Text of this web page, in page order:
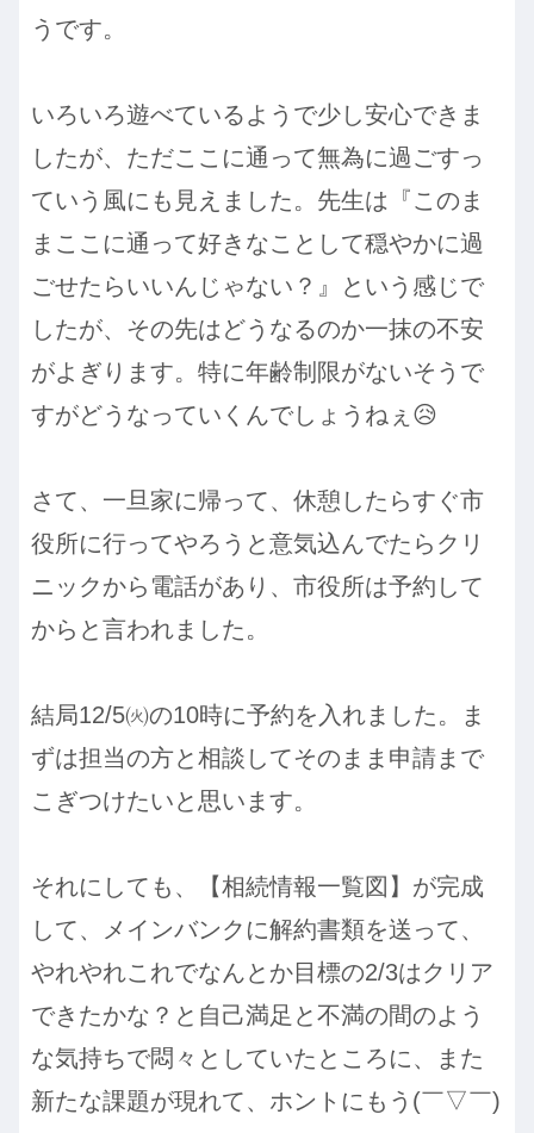
うです。
いろいろ遊べているようで少し安心できま
したが、ただここに通って無為に過ごすっ
ていう風にも見えました。先生は『このま
まここに通って好きなことして穏やかに過
ごせたらいいんじゃない？』という感じで
したが、その先はどうなるのか一抹の不安
がよぎります。特に年齢制限がないそうで
すがどうなっていくんでしょうねぇ😥
さて、一旦家に帰って、休憩したらすぐ市
役所に行ってやろうと意気込んでたらクリ
ニックから電話があり、市役所は予約して
からと言われました。
結局12/5㈫の10時に予約を入れました。ま
ずは担当の方と相談してそのまま申請まで
こぎつけたいと思います。
それにしても、【相続情報一覧図】が完成
して、メインバンクに解約書類を送って、
やれやれこれでなんとか目標の2/3はクリア
できたかな？と自己満足と不満の間のよう
な気持ちで悶々としていたところに、また
新たな課題が現れて、ホントにもう(￣▽￣)